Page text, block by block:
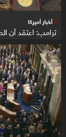
أخبار أميركا
ترامب: اعتقد أن